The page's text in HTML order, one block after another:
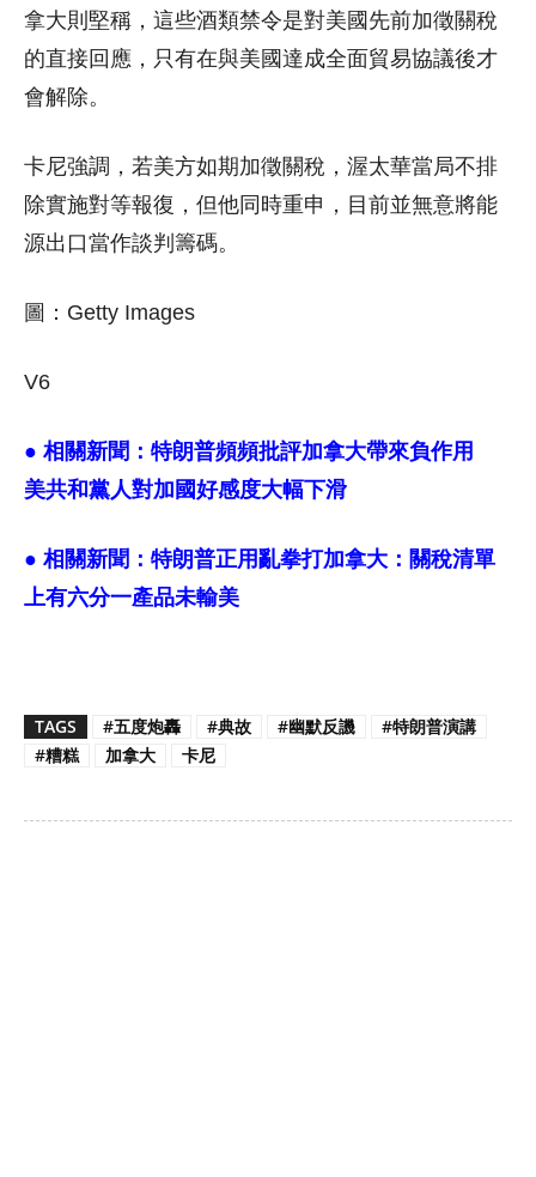
拿大則堅稱，這些酒類禁令是對美國先前加徵關稅
的直接回應，只有在與美國達成全面貿易協議後才
會解除。
卡尼強調，若美方如期加徵關稅，渥太華當局不排
除實施對等報復，但他同時重申，目前並無意將能
源出口當作談判籌碼。
圖：Getty Images
V6
● 相關新聞： 特朗普頻頻批評加拿大帶來負作用
美共和黨人對加國好感度大幅下滑
● 相關新聞： 特朗普正用亂拳打加拿大：關稅清單
上有六分一產品未輸美
TAGS #五度炮轟 #典故 #幽默反譏
#特朗普演講
#糟糕
加拿大 卡尼